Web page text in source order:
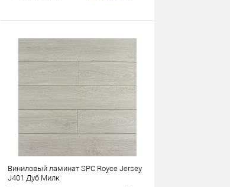
Виниловый ламинат SPC Royce Jersey
J401 Дуб Милк